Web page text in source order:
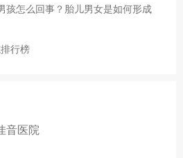
孩怎么回事？胎儿男女是如何形成
行榜
音医院